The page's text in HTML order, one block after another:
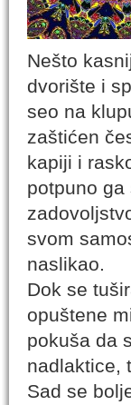
Nešto
dvorište i
seo na
zaštićen
kapiji i
potpuno
svom
naslikao.
Dok se
opuštene
pokuša da
nadlaktice,
Sad se